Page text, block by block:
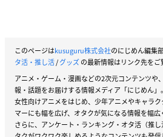
このページはkusuguru株式会社のにじめん編集
タ活・推し活/グッズの最新情報はリンク先をご
アニメ・ゲーム・漫画などの2次元コンテンツや
報・話題をお届けする情報メディア「にじめん」。
女性向けアニメをはじめ、少年アニメやキャラ
マーにも幅を広げ、オタクが気になる情報を幅広
さらに、アンケート・ランキング・オタ活（推